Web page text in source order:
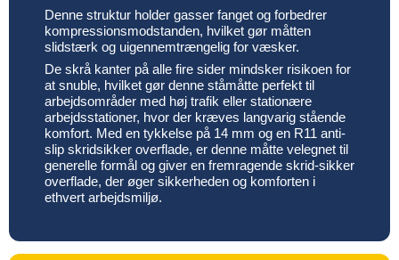
Denne struktur holder gasser fanget og forbedrer
kompressionsmodstanden, hvilket gør måtten
slidstærk og uigennemtrængelig for væsker.
De skrå kanter på alle fire sider mindsker risikoen for
at snuble, hvilket gør denne ståmåtte perfekt til
arbejdsområder med høj trafik eller stationære
arbejdsstationer, hvor der kræves langvarig stående
komfort. Med en tykkelse på 14 mm og en R11 anti-
slip skridsikker overflade, er denne måtte velegnet til
generelle formål og giver en fremragende skrid-sikker
overflade, der øger sikkerheden og komforten i
ethvert arbejdsmiljø.